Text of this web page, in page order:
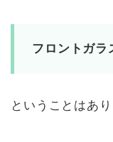
フロントガラ
ということはあ